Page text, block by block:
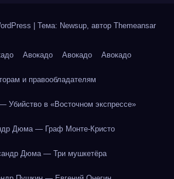
Тема: Newsup, автор Themeansar
Авокадо Авокадо Авокадо
и правообладателям
Убийство в «Восточном экспрессе»
Дюма — Граф Монте-Кристо
Дюма — Три мушкетёра